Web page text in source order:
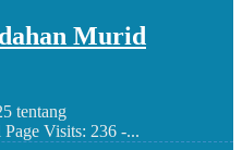
Murid
tentang
Visits: 236 -...